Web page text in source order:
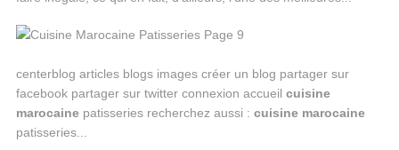
centerblog articles blogs images créer un blog partager sur
facebook partager sur twitter connexion accueil cuisine
marocainepatisseries recherchez aussi : cuisine marocaine
patisseries...